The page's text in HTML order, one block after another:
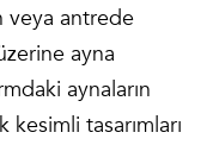
veya antrede
ayna
aynaların
tasarımları